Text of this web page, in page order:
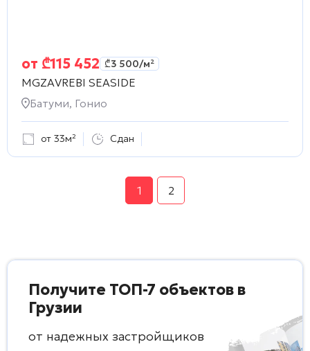
от ₾115 452 ₾3 500/м²
MGZAVREBI SEASIDE
Батуми, Гонио
от 33м² Сдан
1 2
Получите ТОП-7 объектов в
Грузии
от надежных застройщиков